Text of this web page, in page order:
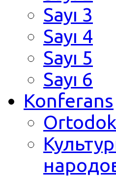
Sayı 3
Sayı 4
Sayı 5
Sayı 6
Konferans